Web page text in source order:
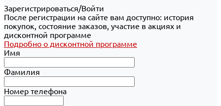
Зарегистрироваться/Войти
После регистрации на сайте вам доступно: история
покупок, состояние заказов, участие в акциях и
дисконтной программе
Подробно о дисконтной программе
Имя
Фамилия
Номер телефона